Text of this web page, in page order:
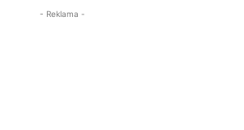
- Reklama -